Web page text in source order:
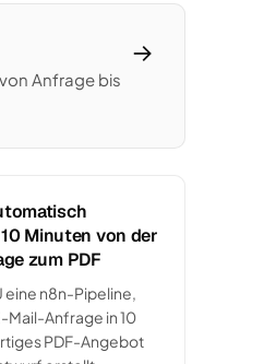
Anfrage bis
→
Minuten von der
zum PDF
eine n8n-Pipeline,
Mail-Anfrage in 10
PDF-Angebot